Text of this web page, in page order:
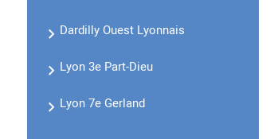
Dardilly Ouest Lyonnais
Lyon 3e Part-Dieu
Lyon 7e Gerland